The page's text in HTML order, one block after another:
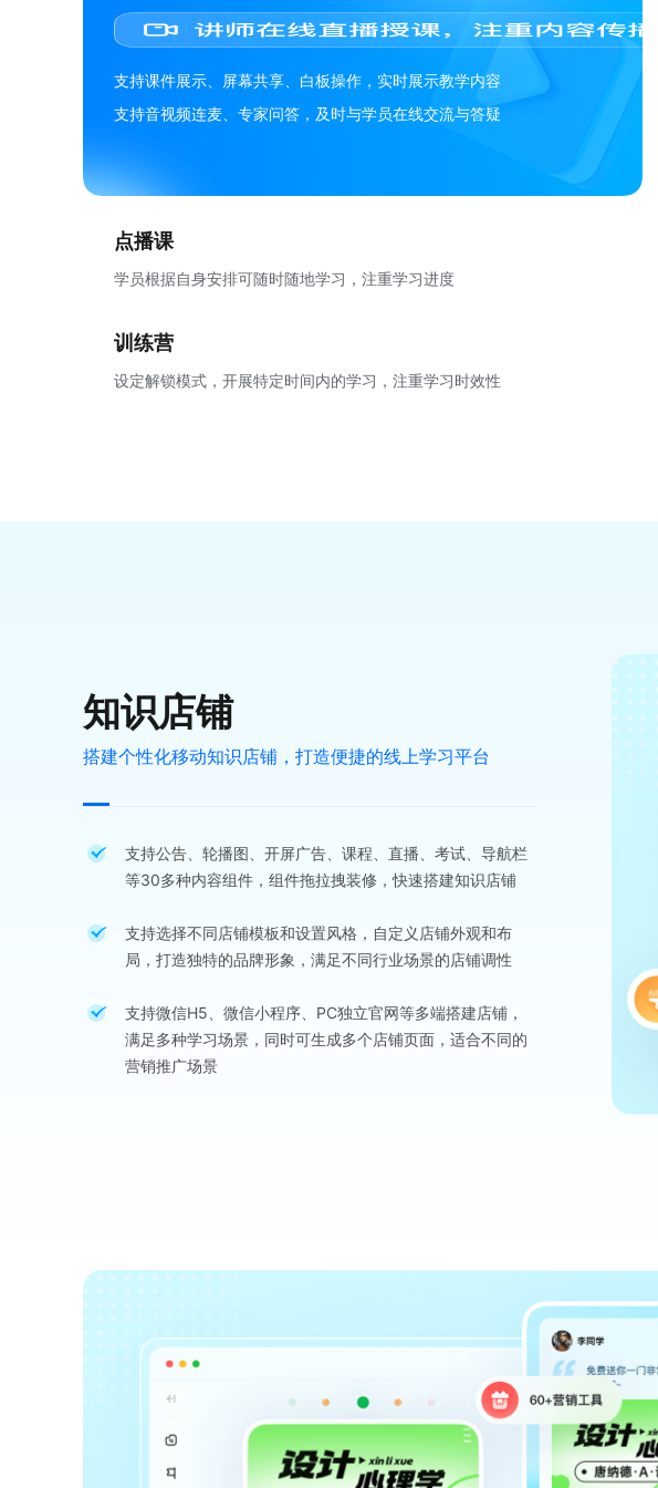
支持课件展示、屏幕共享、白板操作，实时展示教学内容
支持音视频连麦、专家问答，及时与学员在线交流与答疑
点播课
学员根据自身安排可随时随地学习，注重学习进度
训练营
设定解锁模式，开展特定时间内的学习，注重学习时效性
知识店铺
搭建个性化移动知识店铺，打造便捷的线上学习平台
支持公告、轮播图、开屏广告、课程、直播、考试、导航栏
等30多种内容组件，组件拖拉拽装修，快速搭建知识店铺
支持选择不同店铺模板和设置风格，自定义店铺外观和布
局，打造独特的品牌形象，满足不同行业场景的店铺调性
支持微信H5、微信小程序、PC独立官网等多端搭建店铺，
满足多种学习场景，同时可生成多个店铺页面，适合不同的
营销推广场景